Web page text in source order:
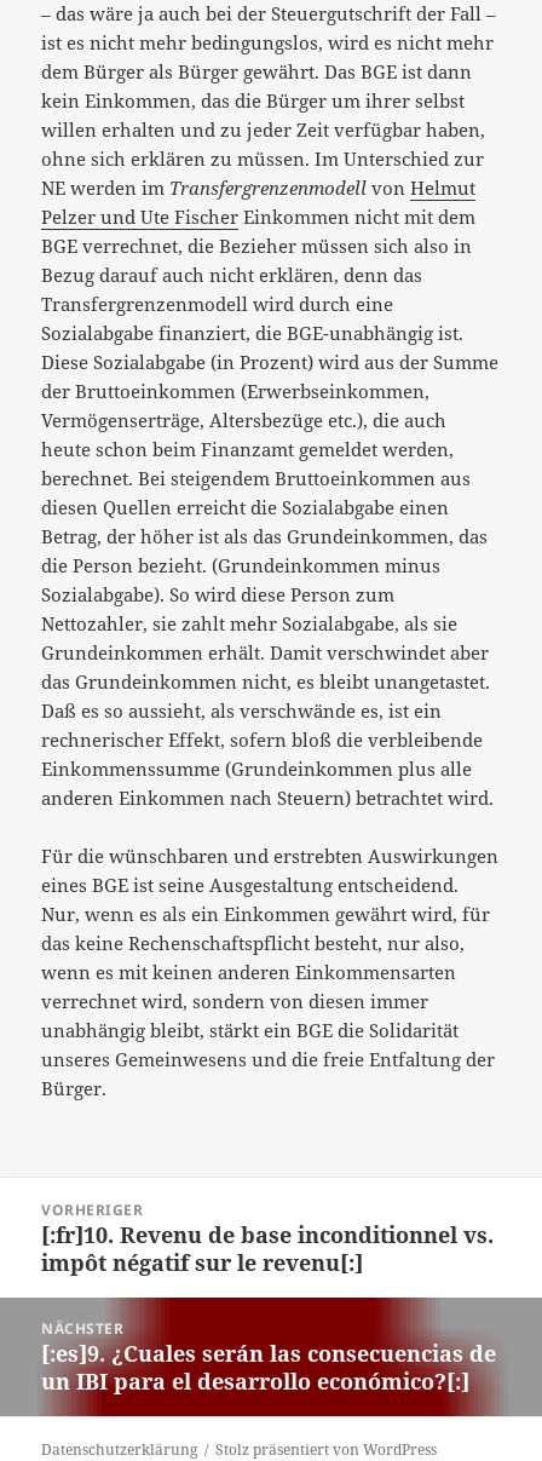
– das wäre ja auch bei der Steuergutschrift der Fall –
ist es nicht mehr bedingungslos, wird es nicht mehr
dem Bürger als Bürger gewährt. Das BGE ist dann
kein Einkommen, das die Bürger um ihrer selbst
willen erhalten und zu jeder Zeit verfügbar haben,
ohne sich erklären zu müssen. Im Unterschied zur
NE werden im Transfergrenzenmodell vonHelmut
Pelzer und Ute Fischer Einkommen nicht mit dem
BGE verrechnet, die Bezieher müssen sich also in
Bezug darauf auch nicht erklären, denn das
Transfergrenzenmodell wird durch eine
Sozialabgabe finanziert, die BGE-unabhängig ist.
Diese Sozialabgabe (in Prozent) wird aus der Summe
der Bruttoeinkommen (Erwerbseinkommen,
Vermögenserträge, Altersbezüge etc.), die auch
heute schon beim Finanzamt gemeldet werden,
berechnet. Bei steigendem Bruttoeinkommen aus
diesen Quellen erreicht die Sozialabgabe einen
Betrag, der höher ist als das Grundeinkommen, das
die Person bezieht. (Grundeinkommen minus
Sozialabgabe). So wird diese Person zum
Nettozahler, sie zahlt mehr Sozialabgabe, als sie
Grundeinkommen erhält. Damit verschwindet aber
das Grundeinkommen nicht, es bleibt unangetastet.
Daß es so aussieht, als verschwände es, ist ein
rechnerischer Effekt, sofern bloß die verbleibende
Einkommenssumme (Grundeinkommen plus alle
anderen Einkommen nach Steuern) betrachtet wird.
Für die wünschbaren und erstrebten Auswirkungen
eines BGE ist seine Ausgestaltung entscheidend.
Nur, wenn es als ein Einkommen gewährt wird, für
das keine Rechenschaftspflicht besteht, nur also,
wenn es mit keinen anderen Einkommensarten
verrechnet wird, sondern von diesen immer
unabhängig bleibt, stärkt ein BGE die Solidarität
unseres Gemeinwesens und die freie Entfaltung der
Bürger.
VORHERIGER
Vorheriger
Beitrag:
[:fr]10. Revenu de base inconditionnel vs.
impôt négatif sur le revenu[:]
NÄCHSTER
Nächster
Beitrag:
[:es]9. ¿Cuales serán las consecuencias de
un IBI para el desarrollo económico?[:]
Datenschutzerklärung Stolz präsentiert von WordPress